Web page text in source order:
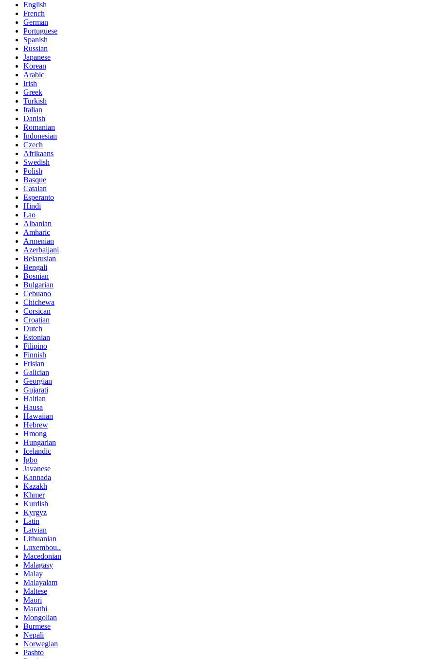
English
French
German
Portuguese
Spanish
Russian
Japanese
Korean
Arabic
Irish
Greek
Turkish
Italian
Danish
Romanian
Indonesian
Czech
Afrikaans
Swedish
Polish
Basque
Catalan
Esperanto
Hindi
Lao
Albanian
Amharic
Armenian
Azerbaijani
Belarusian
Bengali
Bosnian
Bulgarian
Cebuano
Chichewa
Corsican
Croatian
Dutch
Estonian
Filipino
Finnish
Frisian
Galician
Georgian
Gujarati
Haitian
Hausa
Hawaiian
Hebrew
Hmong
Hungarian
Icelandic
Igbo
Javanese
Kannada
Kazakh
Khmer
Kurdish
Kyrgyz
Latin
Latvian
Lithuanian
Luxembou..
Macedonian
Malagasy
Malay
Malayalam
Maltese
Maori
Marathi
Mongolian
Burmese
Nepali
Norwegian
Pashto